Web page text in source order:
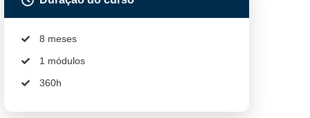
8 meses
1 módulos
360h